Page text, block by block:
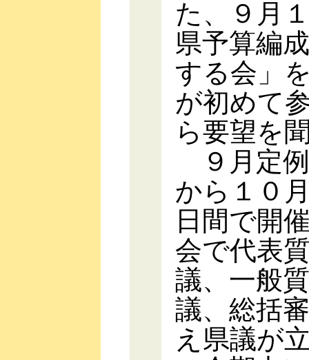
た、９月
県予算編
する会」
が初めて
ら要望を
９月定例
から１０
日間で開
会で代表
議、一般
議、総括
え県議が